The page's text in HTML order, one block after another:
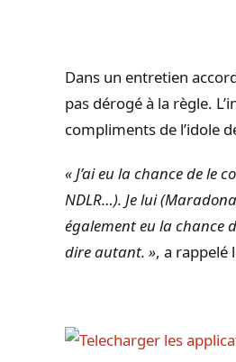
Dans un entretien
pas dérogé à la règle.
compliments de l’idole
« J’ai eu la chance de le
NDLR…). Je lui
également eu la chance
dire autant. », a rappelé